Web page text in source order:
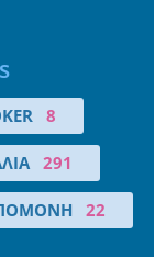
8
291
22